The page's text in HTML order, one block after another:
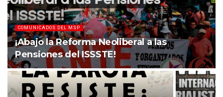
COMUNICADOS DEL MSP
¡Abajo la Reforma Neoliberal a las
Pensiones del ISSSTE!